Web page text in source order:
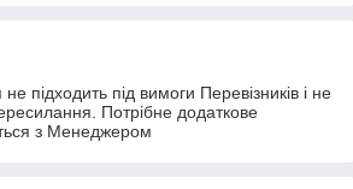
підходить під вимоги Перевізників і не
Потрібне додаткове
з Менеджером